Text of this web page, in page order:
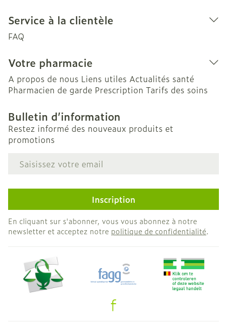
Service à la clientèle
FAQ
Votre pharmacie
A propos de nous Liens utiles Actualités santé
Pharmacien de garde Prescription Tarifs des soins
Bulletin d’information
Restez informé des nouveaux produits et
promotions
Adresse mail
Inscription
En cliquant sur s'abonner, vous vous abonnez à notre
newsletter et acceptez notre politique de confidentialité.